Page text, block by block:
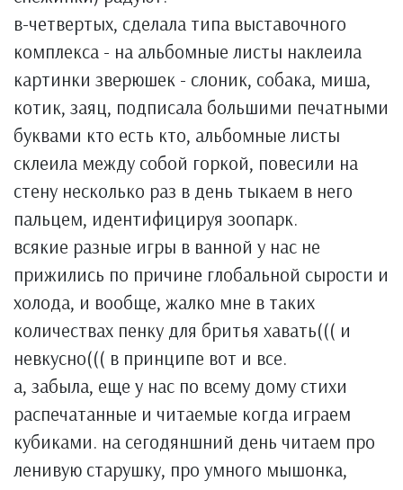
в-четвертых, сделала типа выставочного
комплекса - на альбомные листы наклеила
картинки зверюшек - слоник, собака, миша,
котик, заяц, подписала большими печатными
буквами кто есть кто, альбомные листы
склеила между собой горкой, повесили на
стену несколько раз в день тыкаем в него
пальцем, идентифицируя зоопарк.
всякие разные игры в ванной у нас не
прижились по причине глобальной сырости и
холода, и вообще, жалко мне в таких
количествах пенку для бритья хавать((( и
невкусно((( в принципе вот и все.
а, забыла, еще у нас по всему дому стихи
распечатанные и читаемые когда играем
кубиками. на сегодяншний день читаем про
ленивую старушку, про умного мышонка,